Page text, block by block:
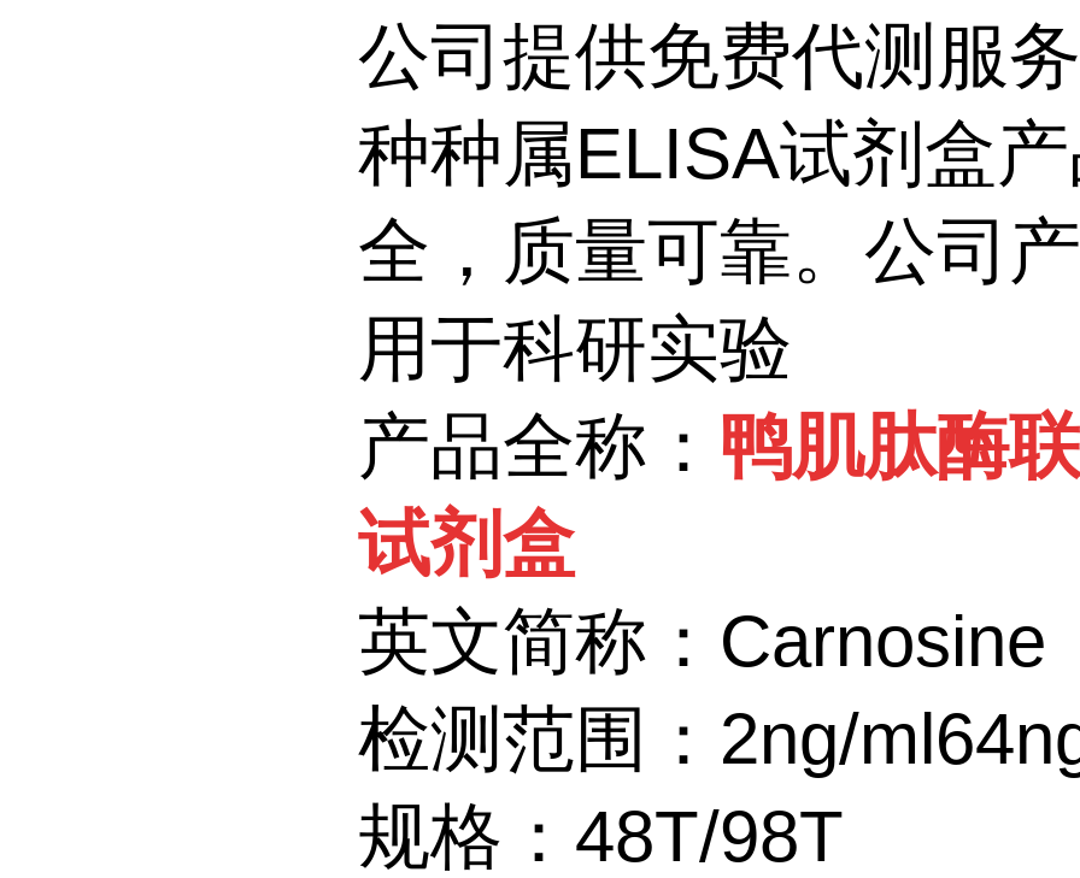
公司提供免费代测服
种种属ELISA试剂盒
全，质量可靠。公司
用于科研实验
产品全称： 鸭肌肽酶
试剂盒
英文简称： Carnosine
检测范围： 2ng/
规格： 48T/98T